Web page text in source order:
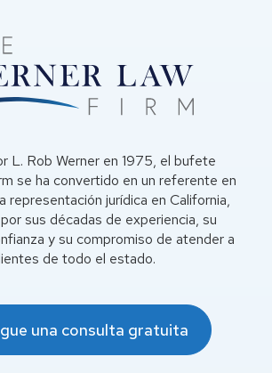
adecuadamente y
L. Rob Werner en 1975, el bufete
se ha convertido en un referente en
representación jurídica en California,
sus décadas de experiencia, su
y su compromiso de atender a
de todo el estado.
una consulta gratuita